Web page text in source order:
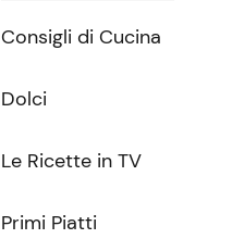
Consigli di Cucina
Dolci
Le Ricette in TV
Primi Piatti